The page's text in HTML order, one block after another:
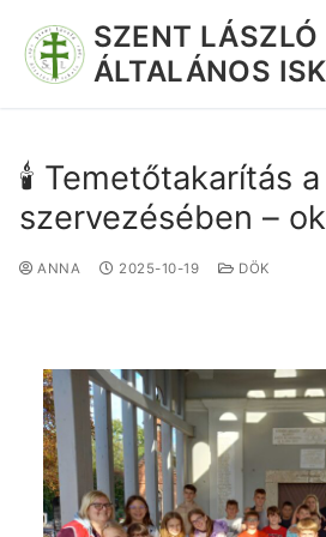
SZENT LÁSZLÓ
ÁLTALÁNOS
🕯️ Temetőtakarítás a
szervezésében –
ANNA 2025-10-19 DÖK